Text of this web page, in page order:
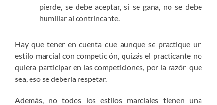
pierde, se debe aceptar, si se gana, no se debe
humillar al contrincante.
Hay que tener en cuenta que aunque se practique un
estilo marcial con competición, quizás el practicante no
quiera participar en las competiciones, por la razón que
sea, eso se debería respetar.
Además, no todos los estilos marciales tienen una